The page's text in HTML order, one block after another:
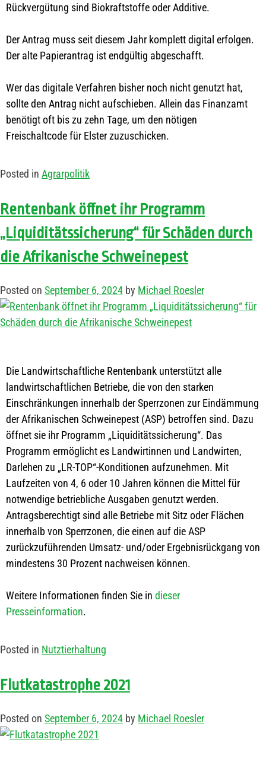
Rückvergütung sind Biokraftstoffe oder Additive.
Der Antrag muss seit diesem Jahr komplett digital erfolgen.
Der alte Papierantrag ist endgültig abgeschafft.
Wer das digitale Verfahren bisher noch nicht genutzt hat,
sollte den Antrag nicht aufschieben. Allein das Finanzamt
benötigt oft bis zu zehn Tage, um den nötigen
Freischaltcode für Elster zuzuschicken.
Posted in Agrarpolitik
Rentenbank öffnet ihr Programm
„Liquiditätssicherung“ für Schäden durch
die Afrikanische Schweinepest
Posted on September 6, 2024 by Michael Roesler
Die Landwirtschaftliche Rentenbank unterstützt alle
landwirtschaftlichen Betriebe, die von den starken
Einschränkungen innerhalb der Sperrzonen zur Eindämmung
der Afrikanischen Schweinepest (ASP) betroffen sind. Dazu
öffnet sie ihr Programm „Liquiditätssicherung“. Das
Programm ermöglicht es Landwirtinnen und Landwirten,
Darlehen zu „LR-TOP“-Konditionen aufzunehmen. Mit
Laufzeiten von 4, 6 oder 10 Jahren können die Mittel für
notwendige betriebliche Ausgaben genutzt werden.
Antragsberechtigt sind alle Betriebe mit Sitz oder Flächen
innerhalb von Sperrzonen, die einen auf die ASP
zurückzuführenden Umsatz- und/oder Ergebnisrückgang von
mindestens 30 Prozent nachweisen können.
Weitere Informationen finden Sie in dieser
Presseinformation.
Posted in Nutztierhaltung
Flutkatastrophe 2021
Posted on September 6, 2024 by Michael Roesler